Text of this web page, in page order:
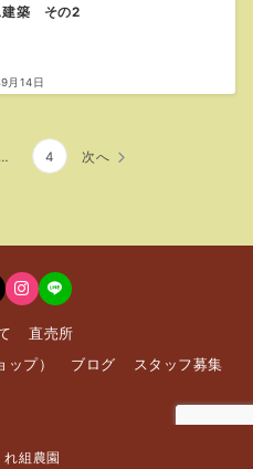
建築 その2
月14日
… 4 次へ
直売所
プ）
ブログ スタッフ募集
れ組農園